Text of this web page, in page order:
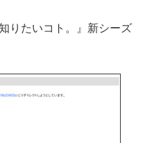
りたいコト。』新シーズ